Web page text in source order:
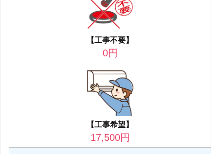
【工事不要】
0円
【工事希望】
17,500円